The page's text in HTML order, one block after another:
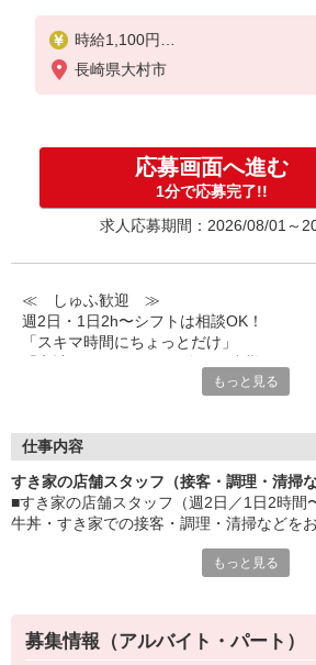
時給1,100円
※22:00〜翌5:00：時給1,375円
※高校生時給1,031円
長崎県大村市
応募画面へ進む
1分で応募完了!!
求人応募期間：2026/08/01～
≪ しゅふ歓迎 ≫
週2日・1日2h〜シフトは相談OK！
「スキマ時間にちょっとだけ」
など、自分らしく活躍できますよ。
■髪型・髪色自由
■給与前払い可
急な出費も安心♪
■社員登用あり
将来を考えている方は必見です。
与兵衛、オリーブの丘、焼肉いちばんな
ョーグループ！
その中のひとつ『すき家』でお仕事しませ
もっと見る
仕事内容
すき家の店舗スタッフ（接客・調理・清掃な
■すき家の店舗スタッフ（週2日／1日2時間
牛丼・すき家での接客・調理・清掃などを
あなたの笑顔で！
すばやく提供！
もっと見る
募集情報（アルバイト・パート）